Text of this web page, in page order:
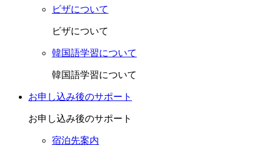
ビザについて
ビザについて
韓国語学習について
韓国語学習について
お申し込み後のサポート
お申し込み後のサポート
宿泊先案内